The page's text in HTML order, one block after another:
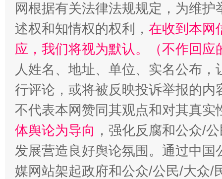
“蜀中异人”王建安的艺术幻境
网根据有关法律法规规定，为维
述权和知情权的权利， 在收到本网
应，我们将视为默认。（不作回应
人姓名、地址、单位、实名公布
行评论，或将被反映投诉举报的
不代表本网赞同其观点和对其真实
体舆论为导向 ，强化反腐和公众/
发展营造良好舆论氛围。通过中
媒网站架起政府和公众/公民/大众/